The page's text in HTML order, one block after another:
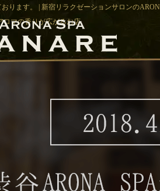
ります。 | 新宿リラクゼーションサロンの
ロマの香りが広がるお店